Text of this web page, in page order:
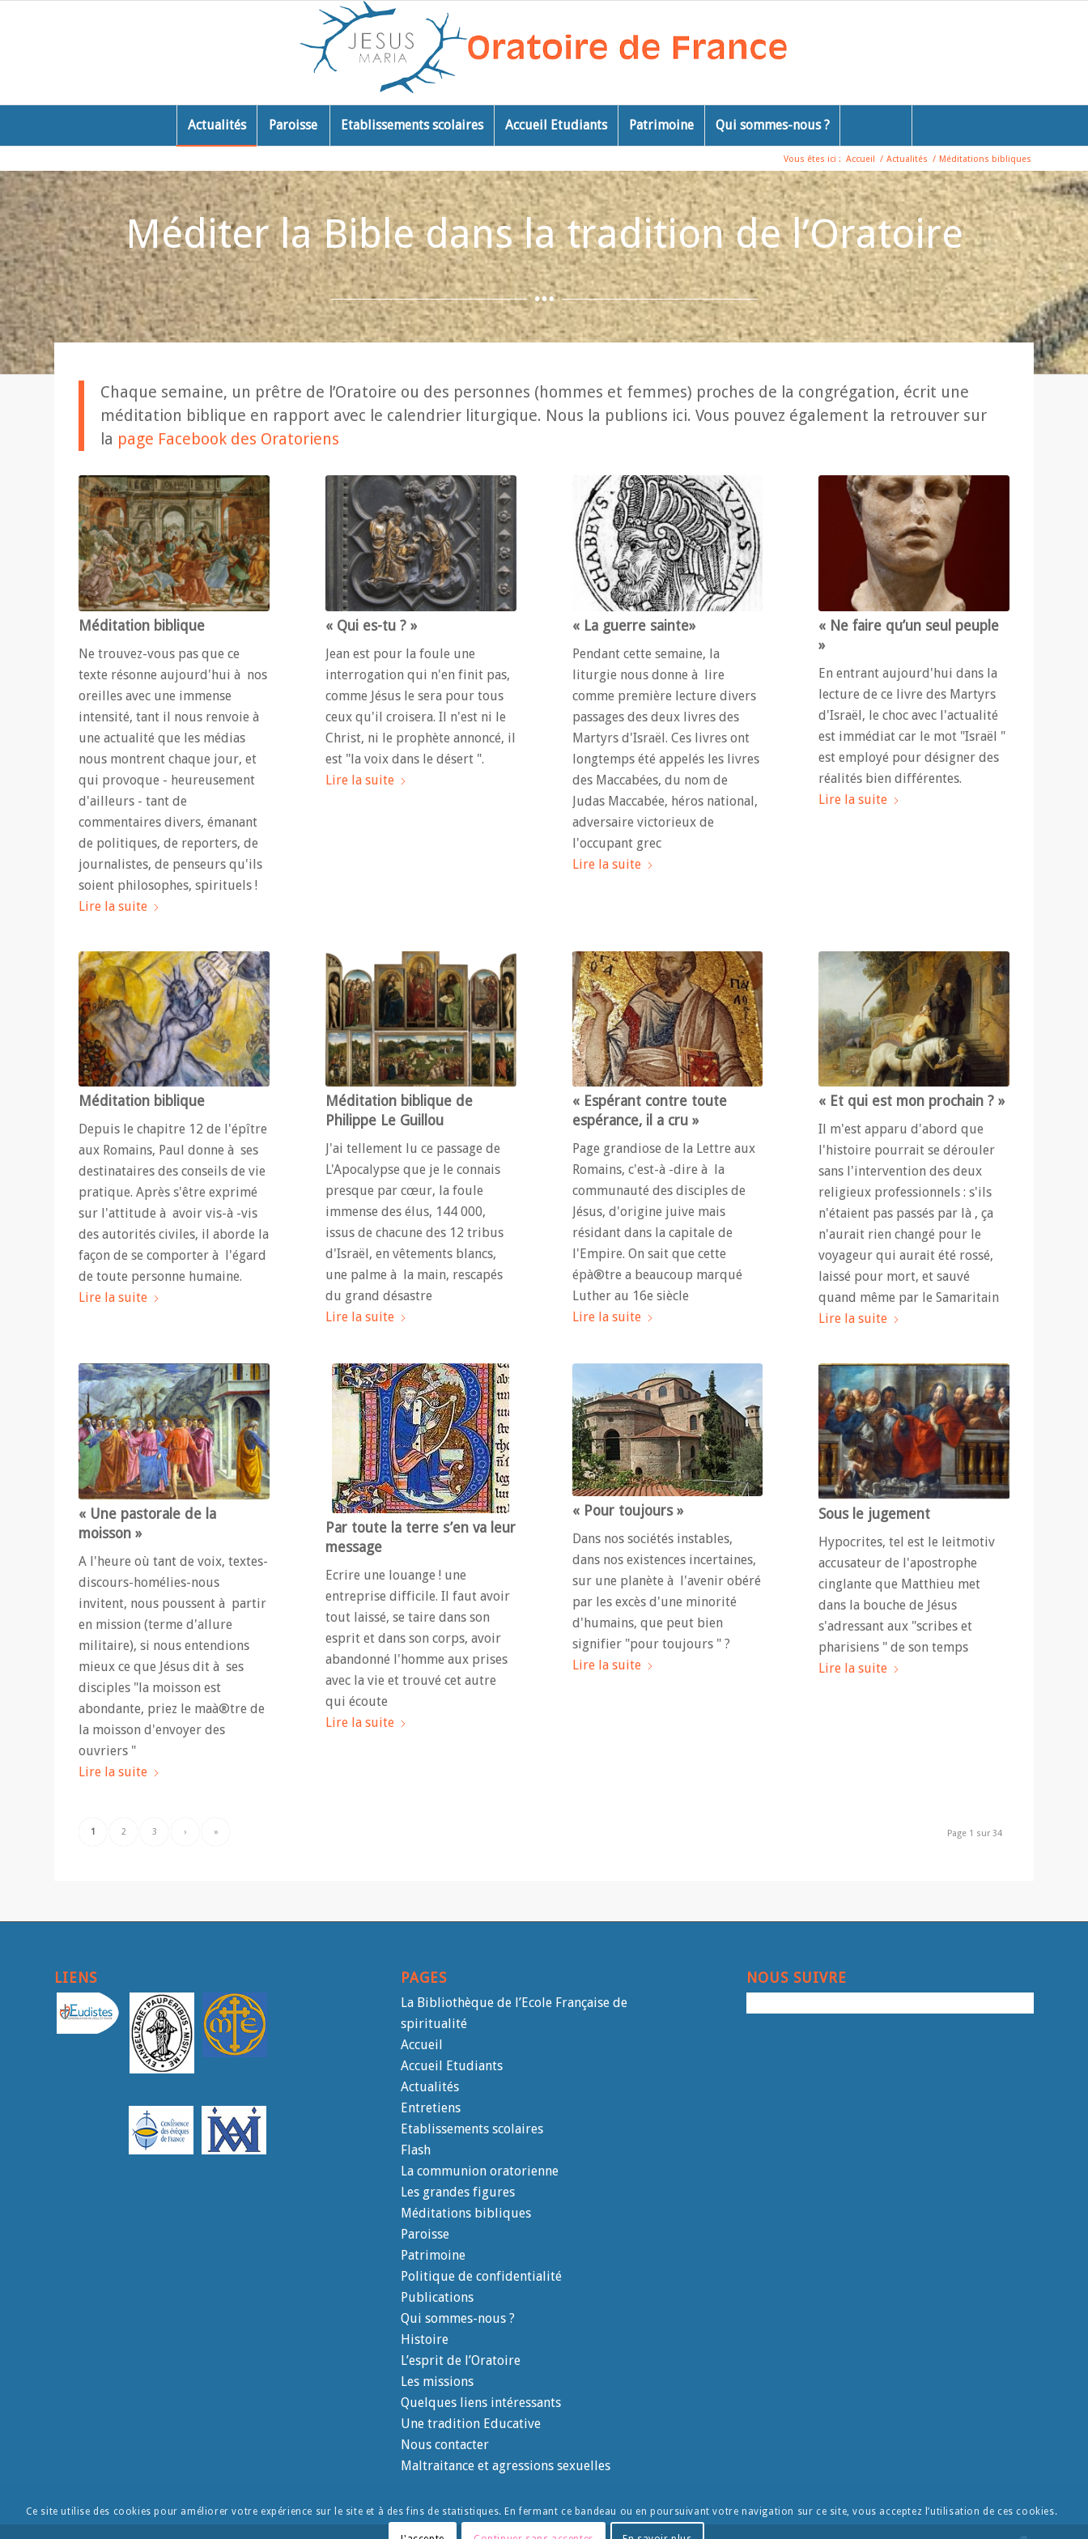
Actualités Paroisse Etablissements scolaires Accueil Etudiants Patrimoine Qui sommes-nous ?
Vous êtes ici : Accueil / Actualités / Méditations bibliques
Méditer la Bible dans la tradition de l’Oratoire
Chaque semaine, un prêtre de l’Oratoire ou des personnes (hommes et femmes) proches de la congrégation, écrit une
méditation biblique en rapport avec le calendrier liturgique. Nous la publions ici. Vous pouvez également la retrouver sur
la page Facebook des Oratoriens
Méditation biblique
Ne trouvez-vous pas que ce
texte résonne aujourd'hui à nos
oreilles avec une immense
intensité, tant il nous renvoie à
une actualité que les médias
nous montrent chaque jour, et
qui provoque - heureusement
d'ailleurs - tant de
commentaires divers, émanant
de politiques, de reporters, de
journalistes, de penseurs qu'ils
soient philosophes, spirituels !
Lire la suite
« Qui es-tu ? »
Jean est pour la foule une
interrogation qui n'en finit pas,
comme Jésus le sera pour tous
ceux qu'il croisera. Il n'est ni le
Christ, ni le prophète annoncé, il
est "la voix dans le désert ".
Lire la suite
« La guerre sainte»
Pendant cette semaine, la
liturgie nous donne à lire
comme première lecture divers
passages des deux livres des
Martyrs d'Israël. Ces livres ont
longtemps été appelés les livres
des Maccabées, du nom de
Judas Maccabée, héros national,
adversaire victorieux de
l'occupant grec
Lire la suite
« Ne faire qu’un seul peuple
»
En entrant aujourd'hui dans la
lecture de ce livre des Martyrs
d'Israël, le choc avec l'actualité
est immédiat car le mot "Israël "
est employé pour désigner des
réalités bien différentes.
Lire la suite
Méditation biblique
Depuis le chapitre 12 de l'épître
aux Romains, Paul donne à ses
destinataires des conseils de vie
pratique. Après s'être exprimé
sur l'attitude à avoir vis-à -vis
des autorités civiles, il aborde la
façon de se comporter à l'égard
de toute personne humaine.
Lire la suite
Méditation biblique de
Philippe Le Guillou
J'ai tellement lu ce passage de
L'Apocalypse que je le connais
presque par cœur, la foule
immense des élus, 144 000,
issus de chacune des 12 tribus
d'Israël, en vêtements blancs,
une palme à la main, rescapés
du grand désastre
Lire la suite
« Espérant contre toute
espérance, il a cru »
Page grandiose de la Lettre aux
Romains, c'est-à -dire à la
communauté des disciples de
Jésus, d'origine juive mais
résidant dans la capitale de
l'Empire. On sait que cette
épà®tre a beaucoup marqué
Luther au 16e siècle
Lire la suite
« Et qui est mon prochain ? »
Il m'est apparu d'abord que
l'histoire pourrait se dérouler
sans l'intervention des deux
religieux professionnels : s'ils
n'étaient pas passés par là , ça
n'aurait rien changé pour le
voyageur qui aurait été rossé,
laissé pour mort, et sauvé
quand même par le Samaritain
Lire la suite
« Une pastorale de la
moisson »
A l'heure où tant de voix, textes-
discours-homélies-nous
invitent, nous poussent à partir
en mission (terme d'allure
militaire), si nous entendions
mieux ce que Jésus dit à ses
disciples "la moisson est
abondante, priez le maà®tre de
la moisson d'envoyer des
ouvriers "
Lire la suite
Par toute la terre s’en va leur
message
Ecrire une louange ! une
entreprise difficile. Il faut avoir
tout laissé, se taire dans son
esprit et dans son corps, avoir
abandonné l'homme aux prises
avec la vie et trouvé cet autre
qui écoute
Lire la suite
« Pour toujours »
Dans nos sociétés instables,
dans nos existences incertaines,
sur une planète à l'avenir obéré
par les excès d'une minorité
d'humains, que peut bien
signifier "pour toujours " ?
Lire la suite
Sous le jugement
Hypocrites, tel est le leitmotiv
accusateur de l'apostrophe
cinglante que Matthieu met
dans la bouche de Jésus
s'adressant aux "scribes et
pharisiens " de son temps
Lire la suite
Page 1 sur 34
1 2 3 › »
LIENS PAGES
La Bibliothèque de l’Ecole Française de
spiritualité
Accueil
Accueil Etudiants
Actualités
Entretiens
Etablissements scolaires
Flash
La communion oratorienne
Les grandes figures
Méditations bibliques
Paroisse
Patrimoine
Politique de confidentialité
Publications
Qui sommes-nous ?
Histoire
L’esprit de l’Oratoire
Les missions
Quelques liens intéressants
Une tradition Educative
Nous contacter
Maltraitance et agressions sexuelles
NOUS SUIVRE
Ce site utilise des cookies pour améliorer votre expérience sur le site et à des fins de statistiques. En fermant ce bandeau ou en poursuivant votre navigation sur ce site, vous acceptez l’utilisation de ces cookies.